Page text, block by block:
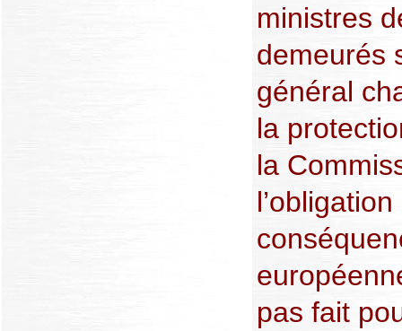
ministres
demeurés
général
la
la
pas fait